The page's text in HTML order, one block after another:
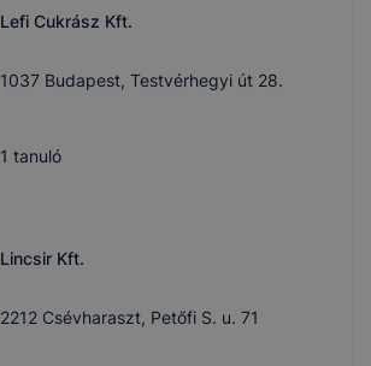
Lefi Cukrász Kft.
1037 Budapest, Testvérhegyi út 28.
1 tanuló
Lincsir Kft.
2212 Csévharaszt, Petőfi S. u. 71